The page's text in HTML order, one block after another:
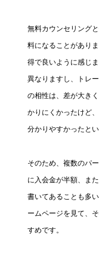
無料カウンセリング
料になることがあり
得で良いように感じ
異なりますし、トレ
の相性は、差が大き
かりにくかったけど
分かりやすかったと
そのため、複数のパ
に入会金が半額、ま
書いてあることも多
ームページを見て、
すめです。